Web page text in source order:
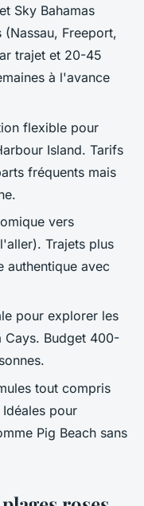
Sky Bahamas
Freeport,
trajet et 20-45
à l'avance
flexible pour
Island. Tarifs
fréquents mais
vers
Trajets plus
authentique avec
pour explorer les
Cays. Budget 400-
tout compris
pour
Pig Beach sans